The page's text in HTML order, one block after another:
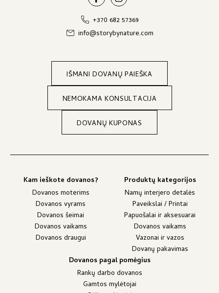
+370 682 57369
info@storybynature.com
IŠMANI DOVANŲ PAIEŠKA
NEMOKAMA KONSULTACIJA
DOVANŲ KUPONAS
Kam ieškote dovanos?
Dovanos moterims
Dovanos vyrams
Dovanos šeimai
Dovanos vaikams
Dovanos draugui
Produktų kategorijos
Namų interjero detalės
Paveikslai / Printai
Papuošalai ir aksesuarai
Dovanos vaikams
Vazonai ir vazos
Dovanų pakavimas
Dovanos pagal pomėgius
Rankų darbo dovanos
Gamtos mylėtojai